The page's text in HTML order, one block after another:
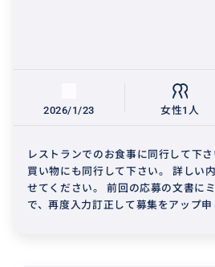
2026/1/23 女性1人
レストランでのお食事に同行して下
買い物にも同行して下さい。 詳しい
せてください。 前回の応募の文書に
で、再度入力訂正して募集をアップ申